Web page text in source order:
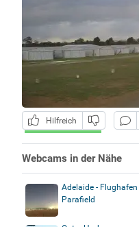
Hilfreich
Webcams in der Nähe
Adelaide - Flughafen
Parafield